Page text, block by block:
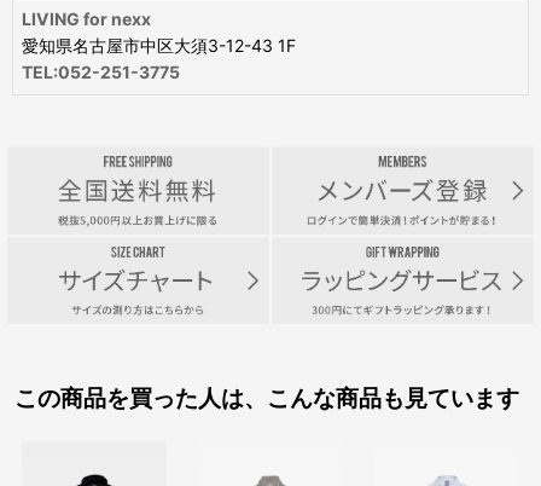
LIVING for nexx
愛知県名古屋市中区大須3-12-43 1F
TEL:052-251-3775
この商品を買った人は、こんな商品も見ています